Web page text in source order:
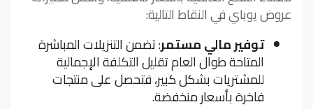
عروض يوباي في النقاط التالية:
توفير مالي مستمر: تضمن التنزيلات المباشرة
المتاحة طوال العام تقليل التكلفة الإجمالية
للمشتريات بشكل كبير، فتحصل على منتجات
فاخرة بأسعار منخفضة.